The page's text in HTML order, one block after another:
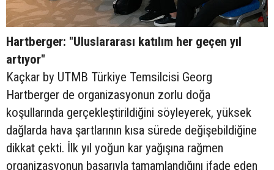
Hartberger: "Uluslararası katılım her geçen yıl
artıyor"
Kaçkar by UTMB Türkiye Temsilcisi Georg
Hartberger de organizasyonun zorlu doğa
koşullarında gerçekleştirildiğini söyleyerek, yüksek
dağlarda hava şartlarının kısa sürede değişebildiğine
dikkat çekti. İlk yıl yoğun kar yağışına rağmen
organizasyonun başarıyla tamamlandığını ifade eden